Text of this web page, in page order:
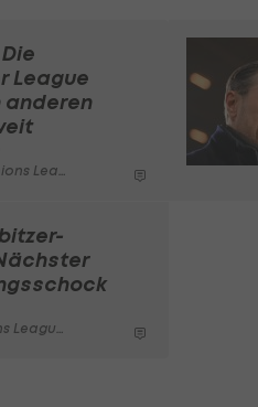
League
anderen
League
League